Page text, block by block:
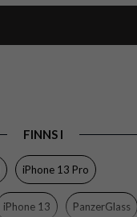
FINNS I
iPhone 13 Pro
iPhone 13 PanzerGlass